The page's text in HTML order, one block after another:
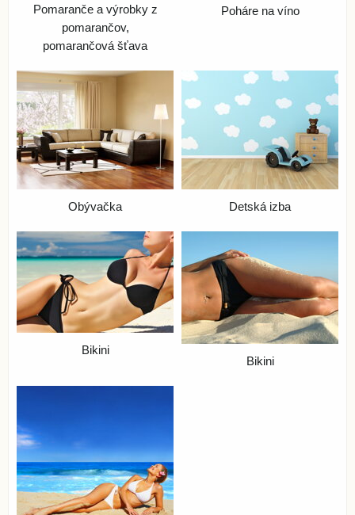
Pomaranče a výrobky z
pomarančov,
pomarančová šťava
Poháre na víno
Obývačka Detská izba
Bikini
Bikini